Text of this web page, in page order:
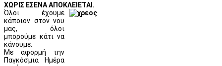
ΧΩΡΙΣ ΕΣΕΝΑ ΑΠΟΚΛΕΙΕΤΑΙ.
Όλοι έχουμε
κάποιον στον νου
μας, όλοι
μπορούμε κάτι να
κάνουμε.
Με αφορμή την
Παγκόσμια Ημέρα